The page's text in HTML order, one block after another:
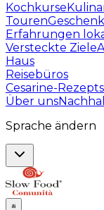
Kochkurse
Touren
Erfahrungen
Versteckte Ziele
Haus
Reisebüros
Cesarine-
Über uns
Sprache ändern